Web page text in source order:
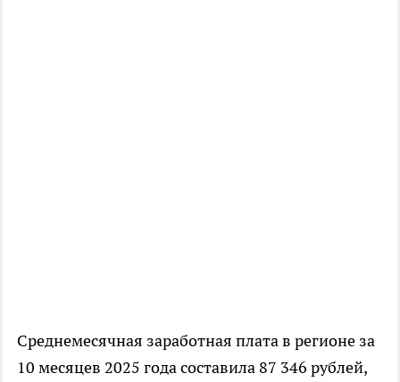
Среднемесячная заработная плата в регионе за
10 месяцев 2025 года составила 87 346 рублей,